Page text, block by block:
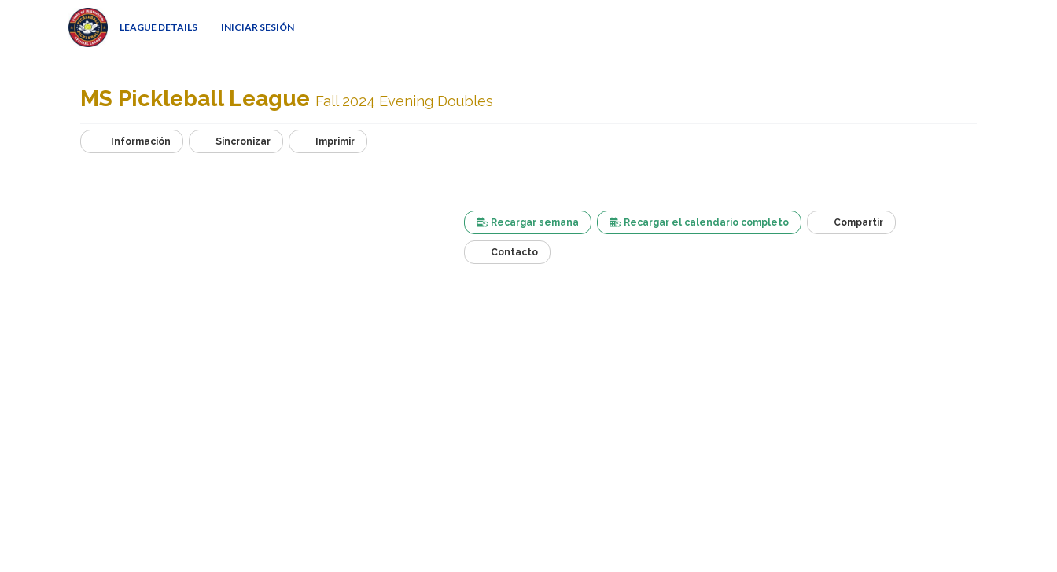
LEAGUE DETAILS INICIAR SESIÓN
MS Pickleball League Fall 2024 Evening Doubles
Información Sincronizar Imprimir
Recargar semana Recargar el calendario completo Compartir
Contacto